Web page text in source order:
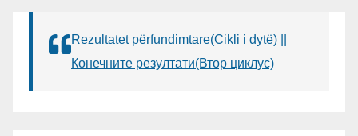
Rezultatet përfundimtare(Cikli i dytë) ||
Конечните резултати(Втор циклус)